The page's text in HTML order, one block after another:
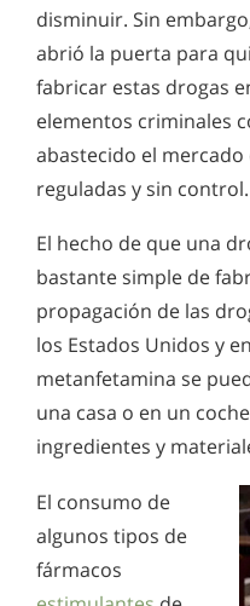
disminuir. Sin
abrió la puerta para
fabricar estas drogas
elementos criminales
abastecido el
reguladas y sin control.
El hecho de que una
bastante simple de
propagación de las
los Estados Unidos y
metanfetamina se
una casa o en un
ingredientes y
El consumo de
algunos tipos de
fármacos